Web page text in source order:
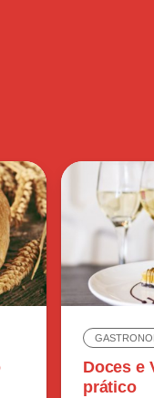
Doces e
prático